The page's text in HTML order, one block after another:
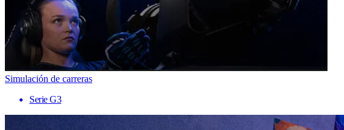
Simulación de carreras
Serie G3